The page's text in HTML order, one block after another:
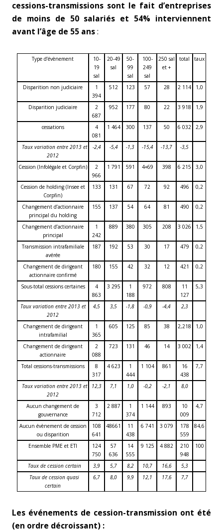
cessions-transmissions sont le fait d’entreprises
de moins de 50 salariés et 54% interviennent
avant l’âge de 55 ans:
Type d’évènement
10-
19
sal
20-49
sal
50-
99
sal
100-
249
sal
250 sal
et +
total taux
Disparition non judiciaire
1
394
512 123 57 28 2 114 1,0
Disparition judiciaire
2
687
952 177 80 22 3 918 1,9
cessations
4
081
1 464 300 137 50 6 032 2,9
Taux variation entre 2013 et
2012
-2,4 -5,4 -1,3 -15,4 -13,7 -3,5
Cession (Infolégale et Corpfin)
2
966
1 791 591 4+69 398 6 215 3,0
Cession de holding (Insee et
Corpfin)
133 131 67 72 92 496 0,2
Changement d’actionnaire
principal du holding
155 137 54 64 81 490 0,2
Changement d’actionnaire
principal
1
242
889 380 305 208 3 026 1,5
Transmission intrafamiliale
avérée
187 192 53 30 17 479 0,2
Changement de dirigeant
actionnaire confirmé
180 155 42 32 12 421 0,2
Sous-total cessions certaines
4
863
3 295
1
188
972 808
11
127
5,3
Taux variation entre 2013 et
2012
4,5 3,5 -1,8 -0,9 -4,4 2,3
Changement de dirigeant
intrafamilial
1
365
605 125 85 38 2,218 1,0
Changement de dirigeant
actionnaire
2
088
723 131 46 14 3 002 1,4
Total cessions-transmissions
8
317
4 623
1
444
1 104 861
16
438
7,7
Taux variation entre 2013 et
2012
12,3 7,1 1,0 -0,2 -2,1 8,0
Aucun changement de
gouvernance
3
712
2 887
1
374
1 144 893
10
009
4,7
Aucun évènement de cession
ou disparition
108
641
48661
11
438
6 741 3 079
178
559
84,6
Ensemble PME et ETI
124
750
57
636
14
555
9 125 4 882
210
948
100
Taux de cession certain 3,9 5,7 8,2 10,7 16,6
5,3
Taux de cession quasi
certain
6,7 8,0 9,9 12,1 17,6 7,7
Les événements de cession-transmission ont été
(en ordre décroissant) :